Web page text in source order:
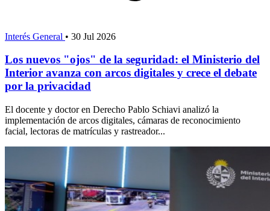
Interés General • 30 Jul 2026
Los nuevos "ojos" de la seguridad: el Ministerio del
Interior avanza con arcos digitales y crece el debate
por la privacidad
El docente y doctor en Derecho Pablo Schiavi analizó la
implementación de arcos digitales, cámaras de reconocimiento
facial, lectoras de matrículas y rastreador...